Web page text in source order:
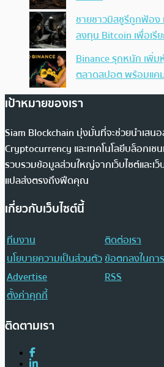
ชายชาวมิสซูรีถูกฟ้อ
ลงทุน Bitcoin เพื่อเรี
Binance รุกหนัก เพิ่ม
ตลาดสปอต พร้อมแค
เป้าหมายของเรา
Siam Blockchain มุ่งมั่นที่จะช่วยนำเสน
Cryptocurrency และเทคโนโลยีบล็อกเช
รวบรวมข้อมูลส่วนใหญ่จากเว็บไซต์และเ
แปลส่งตรงถึงฟีดคุณ
เกี่ยวกับเว็บไซต์นี้
ทีมงาน
ติดต่อเรา
นโยบายความเป็นส่วนตัวข้อตกลงในกา
Advertise
RSS
ตั้งค่าคุกกี้
ติดตามเรา